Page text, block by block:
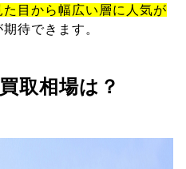
目から幅広い層に人気が
待できます。
取相場は？